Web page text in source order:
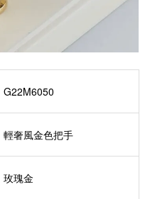
G22M6050
輕奢風金色把手
玫瑰金